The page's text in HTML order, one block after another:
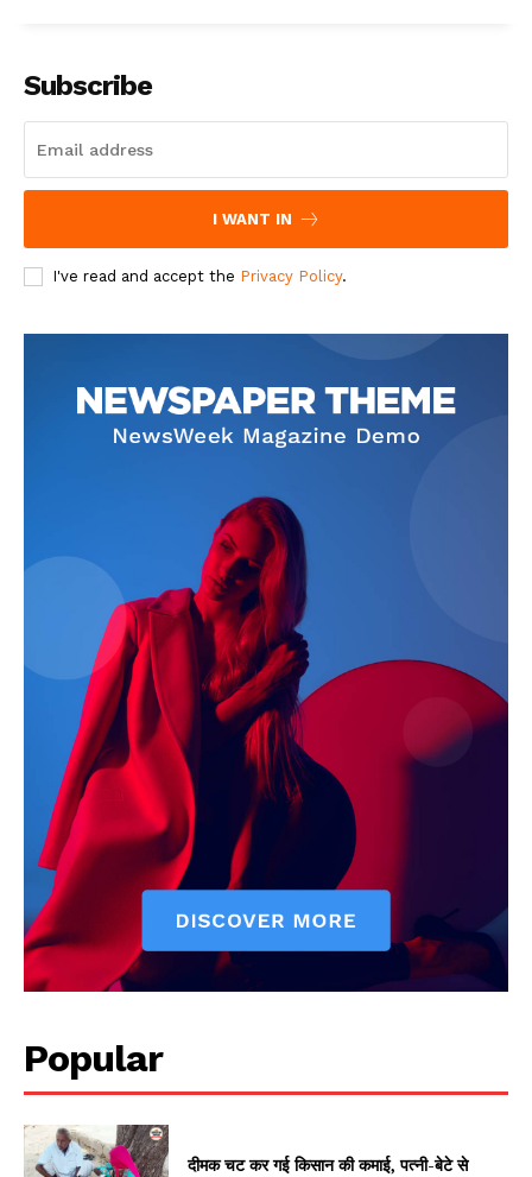
Jagruk Janta
Subscribe
I WANT IN
I've read and accept the Privacy Policy.
Popular
दीमक चट कर गई किसान की कमाई, पत्नी-बेटे से